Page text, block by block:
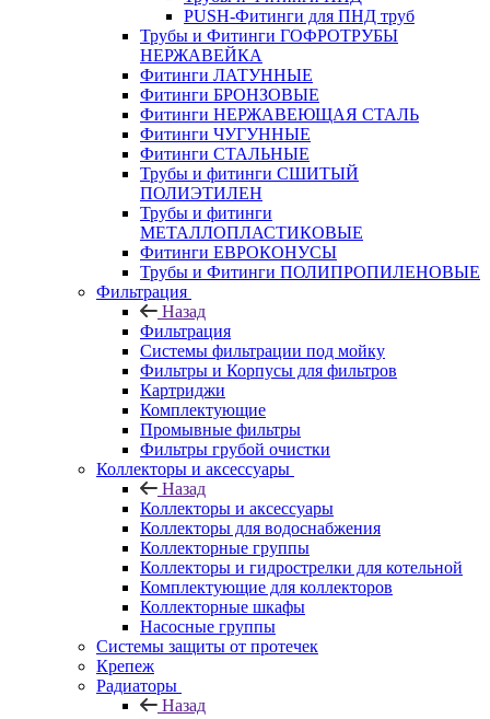
PUSH-Фитинги для ПНД труб
Трубы и Фитинги ГОФРОТРУБЫ
НЕРЖАВЕЙКА
Фитинги ЛАТУННЫЕ
Фитинги БРОНЗОВЫЕ
Фитинги НЕРЖАВЕЮЩАЯ СТАЛЬ
Фитинги ЧУГУННЫЕ
Фитинги СТАЛЬНЫЕ
Трубы и фитинги СШИТЫЙ
ПОЛИЭТИЛЕН
Трубы и фитинги
МЕТАЛЛОПЛАСТИКОВЫЕ
Фитинги ЕВРОКОНУСЫ
Трубы и Фитинги ПОЛИПРОПИЛЕНОВЫЕ
Фильтрация
Назад
Фильтрация
Системы фильтрации под мойку
Фильтры и Корпусы для фильтров
Картриджи
Комплектующие
Промывные фильтры
Фильтры грубой очистки
Коллекторы и аксессуары
Назад
Коллекторы и аксессуары
Коллекторы для водоснабжения
Коллекторные группы
Коллекторы и гидрострелки для котельной
Комплектующие для коллекторов
Коллекторные шкафы
Насосные группы
Системы защиты от протечек
Крепеж
Радиаторы
Назад